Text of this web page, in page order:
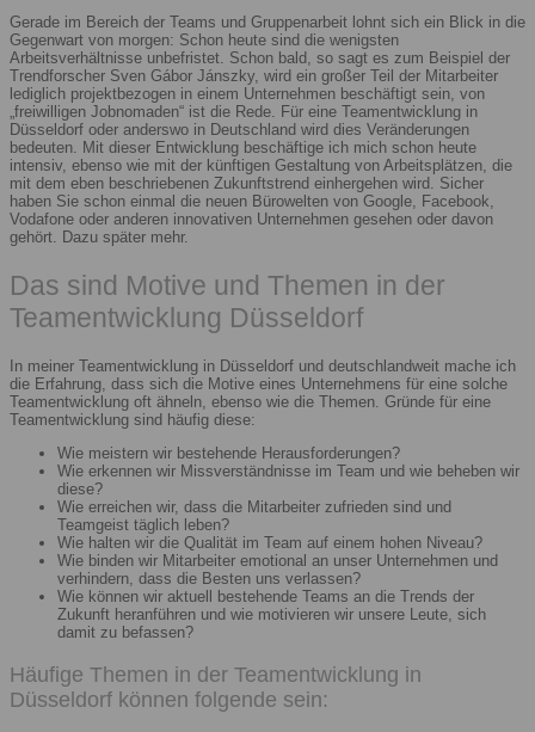
Gerade im Bereich der Teams und Gruppenarbeit lohnt sich ein Blick in die
Gegenwart von morgen: Schon heute sind die wenigsten
Arbeitsverhältnisse unbefristet. Schon bald, so sagt es zum Beispiel der
Trendforscher Sven Gábor Jánszky, wird ein großer Teil der Mitarbeiter
lediglich projektbezogen in einem Unternehmen beschäftigt sein, von
„freiwilligen Jobnomaden“ ist die Rede. Für eine Teamentwicklung in
Düsseldorf oder anderswo in Deutschland wird dies Veränderungen
bedeuten. Mit dieser Entwicklung beschäftige ich mich schon heute
intensiv, ebenso wie mit der künftigen Gestaltung von Arbeitsplätzen, die
mit dem eben beschriebenen Zukunftstrend einhergehen wird. Sicher
haben Sie schon einmal die neuen Bürowelten von Google, Facebook,
Vodafone oder anderen innovativen Unternehmen gesehen oder davon
gehört. Dazu später mehr.
Das sind Motive und Themen in der
Teamentwicklung Düsseldorf
In meiner Teamentwicklung in Düsseldorf und deutschlandweit mache ich
die Erfahrung, dass sich die Motive eines Unternehmens für eine solche
Teamentwicklung oft ähneln, ebenso wie die Themen. Gründe für eine
Teamentwicklung sind häufig diese:
Wie meistern wir bestehende Herausforderungen?
Wie erkennen wir Missverständnisse im Team und wie beheben wir
diese?
Wie erreichen wir, dass die Mitarbeiter zufrieden sind und
Teamgeist täglich leben?
Wie halten wir die Qualität im Team auf einem hohen Niveau?
Wie binden wir Mitarbeiter emotional an unser Unternehmen und
verhindern, dass die Besten uns verlassen?
Wie können wir aktuell bestehende Teams an die Trends der
Zukunft heranführen und wie motivieren wir unsere Leute, sich
damit zu befassen?
Häufige Themen in der Teamentwicklung in
Düsseldorf können folgende sein: